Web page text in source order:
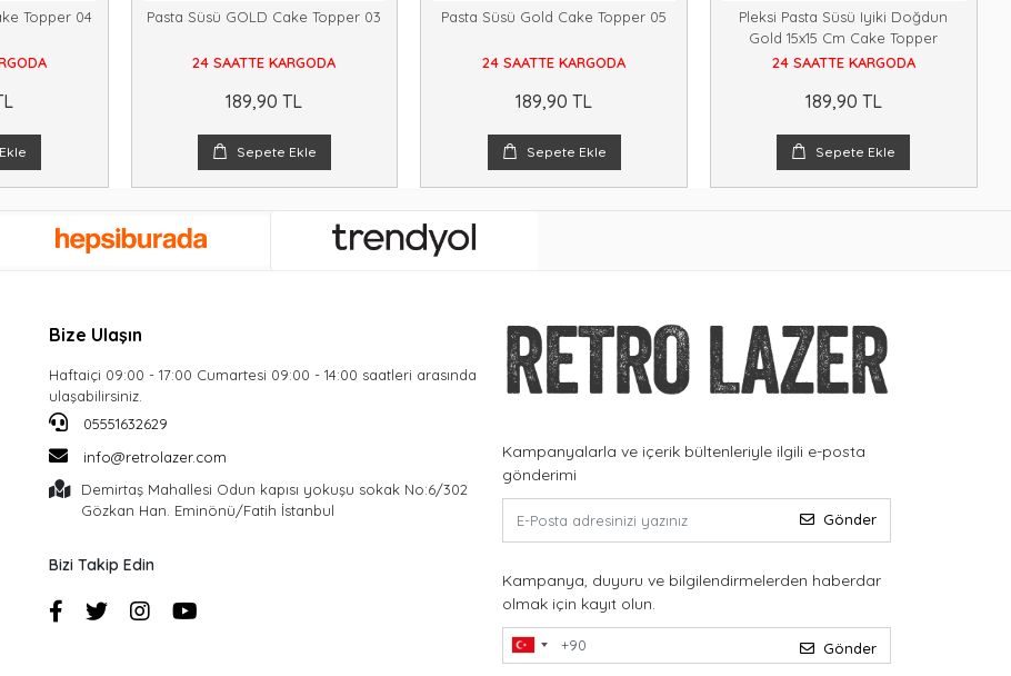
Topper 04 Pasta Süsü GOLD Cake Topper 03
24 SAATTE KARGODA
189,90 TL
Sepete Ekle
Pasta Süsü Gold Cake Topper 05
24 SAATTE KARGODA
189,90 TL
Sepete Ekle
Pleksi Pasta Süsü Iyiki Doğdun
Gold 15x15 Cm Cake Topper
24 SAATTE KARGODA
189,90 TL
Sepete Ekle
Bize Ulaşın
Haftaiçi 09:00 - 17:00 Cumartesi 09:00 - 14:00 saatleri arasında
ulaşabilirsiniz.
05551632629
info@retrolazer.com
Demirtaş Mahallesi Odun kapısı yokuşu sokak No:6/302
Gözkan Han. Eminönü/Fatih İstanbul
Bizi Takip Edin
Kampanyalarla ve içerik bültenleriyle ilgili e-posta
gönderimi
Gönder
Kampanya, duyuru ve bilgilendirmelerden haberdar
olmak için kayıt olun.
Gönder